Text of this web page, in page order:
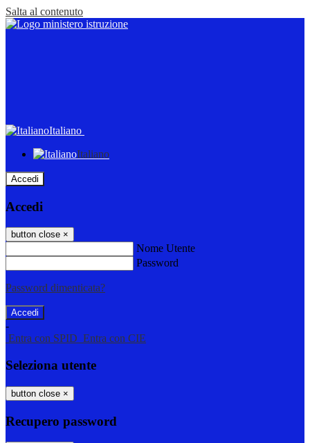
Salta al contenuto
Italiano
Italiano
Accedi
Accedi
button close ×
Nome Utente
Password
Password dimenticata?
-
Entra con SPID Entra con CIE
Seleziona utente
button close ×
Recupero password